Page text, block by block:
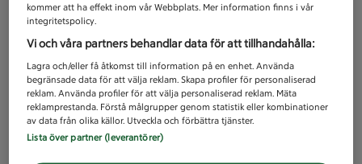
kommer att ha effekt inom vår Webbplats. Mer information finns i vår
integritetspolicy.
Vi och våra partners behandlar data för att tillhandahålla:
Lagra och/eller få åtkomst till information på en enhet. Använda
begränsade data för att välja reklam. Skapa profiler för personaliserad
reklam. Använda profiler för att välja personaliserad reklam. Mäta
reklamprestanda. Förstå målgrupper genom statistik eller kombinationer
av data från olika källor. Utveckla och förbättra tjänster.
Lista över partner (leverantörer)